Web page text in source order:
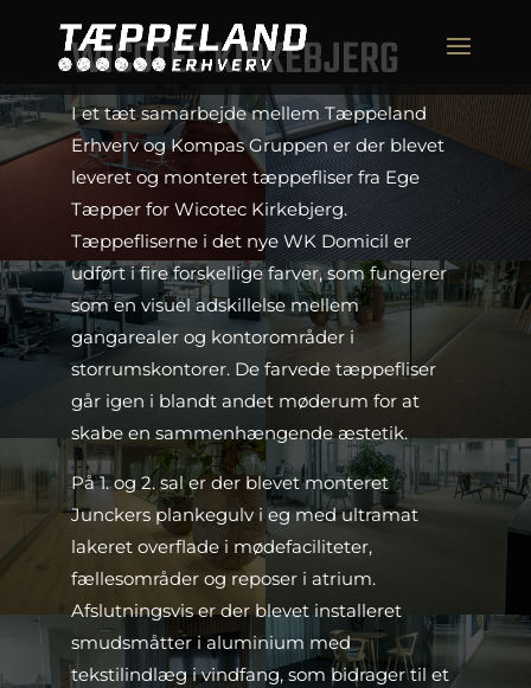
WICOTEC KIRKEBJERG
I et tæt samarbejde mellem Tæppeland
Erhverv og Kompas Gruppen er der blevet
leveret og monteret tæppefliser fra Ege
Tæpper for Wicotec Kirkebjerg.
Tæppefliserne i det nye WK Domicil er
udført i fire forskellige farver, som fungerer
som en visuel adskillelse mellem
gangarealer og kontorområder i
storrumskontorer. De farvede tæppefliser
går igen i blandt andet møderum for at
skabe en sammenhængende æstetik.
På 1. og 2. sal er der blevet monteret
Junckers plankegulv i eg med ultramat
lakeret overflade i mødefaciliteter,
fællesområder og reposer i atrium.
Afslutningsvis er der blevet installeret
smudsmåtter i aluminium med
tekstilindlæg i vindfang, som bidrager til et